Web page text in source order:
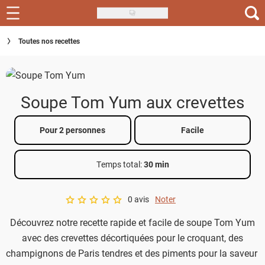
Skip
to
main
Recettes
Inspirations
Menu de la semaine
Actus
Téléchargez l'app Saveurs Recettes
Guide d'achat
Toutes nos recettes
Soupe Tom Yum aux crevettes
Pour 2 personnes Facile
Temps total:30 min
A star rating of 0 out of 5.
0 avis Noter
Découvrez notre recette rapide et facile de soupe Tom Yum
avec des crevettes décortiquées pour le croquant, des
champignons de Paris tendres et des piments pour la saveur